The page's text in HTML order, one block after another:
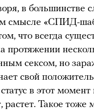
в большинстве
смысле «СПИД-
что всегда
протяжении
сексом, но
свой
в этот
растет. Такое